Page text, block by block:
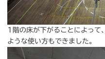
1階の床が下がることによって、
ような使い方もできました。